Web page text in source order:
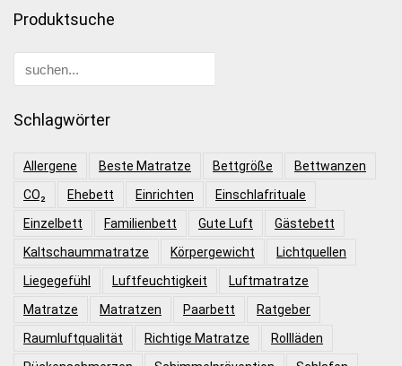
Produktsuche
Schlagwörter
Allergene Beste Matratze Bettgröße
Bettwanzen
CO₂
Ehebett Einrichten
Einschlafrituale
Einzelbett
Familienbett Gute Luft
Gästebett
Kaltschaummatratze
Körpergewicht
Lichtquellen
Liegegefühl
Luftfeuchtigkeit
Luftmatratze
Matratze
Matratzen Paarbett
Ratgeber
Raumluftqualität
Richtige Matratze
Rollläden